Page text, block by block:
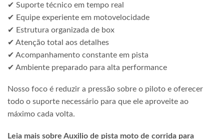
✔ Suporte técnico em tempo real
✔ Equipe experiente em motovelocidade
✔ Estrutura organizada de box
✔ Atenção total aos detalhes
✔ Acompanhamento constante em pista
✔ Ambiente preparado para alta performance
Nosso foco é reduzir a pressão sobre o piloto e oferecer
todo o suporte necessário para que ele aproveite ao
máximo cada volta.
Leia mais sobre Auxilio de pista moto de corrida para